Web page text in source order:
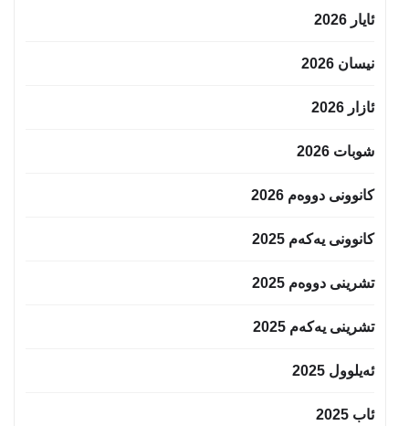
ئایار 2026
نیسان 2026
ئازار 2026
شوبات 2026
کانوونی دووەم 2026
کانوونی یەکەم 2025
تشرینی دووەم 2025
تشرینی یەکەم 2025
ئەیلوول 2025
ئاب 2025